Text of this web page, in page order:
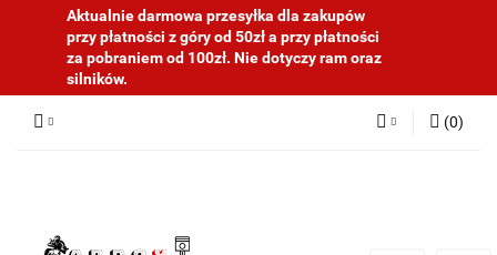
Aktualnie darmowa przesyłka dla zakupów
przy płatności z góry od 50zł a przy płatności
za pobraniem od 100zł. Nie dotyczy ram oraz
silników.
(0)